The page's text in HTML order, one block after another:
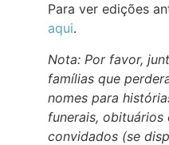
Para ver edições
aqui.
Nota: Por favor,
famílias que
nomes para
funerais,
convidados (se